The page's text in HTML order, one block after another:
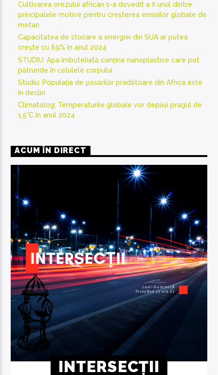
Cultivarea orezului african s-a dovedit a fi unul dintre
principalele motive pentru creșterea emisiilor globale de
metan
Capacitatea de stocare a energiei din SUA ar putea
crește cu 89% în anul 2024
STUDIU: Apa îmbuteliată conține nanoplastice care pot
pătrunde în celulele corpului
Studiu: Populația de păsărilor pradătoare din Africa este
în declin
Climatolog: Temperaturile globale vor depăși pragul de
1,5°C în anul 2024
ACUM ÎN DIRECT
INTERSECȚII